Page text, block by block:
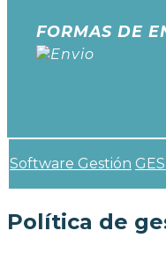
FORMAS DE
Software Gestión
Política de